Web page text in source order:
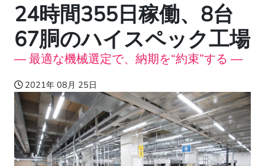
24時間355日稼働、8台
67胴のハイスペック工場
― 最適な機械選定で、納期を“約束”する ―
2021年 08月 25日